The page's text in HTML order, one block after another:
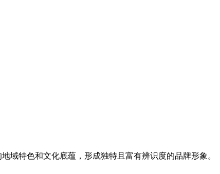
域特色和文化底蕴，形成独特且富有辨识度的品牌形象。